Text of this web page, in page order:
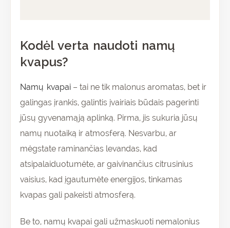
Kodėl verta naudoti namų
kvapus?
Namų kvapai – tai ne tik malonus aromatas, bet ir
galingas įrankis, galintis įvairiais būdais pagerinti
jūsų gyvenamąją aplinką. Pirma, jis sukuria jūsų
namų nuotaiką ir atmosferą. Nesvarbu, ar
mėgstate raminančias levandas, kad
atsipalaiduotumėte, ar gaivinančius citrusinius
vaisius, kad įgautumėte energijos, tinkamas
kvapas gali pakeisti atmosferą.
Be to, namų kvapai gali užmaskuoti nemalonius